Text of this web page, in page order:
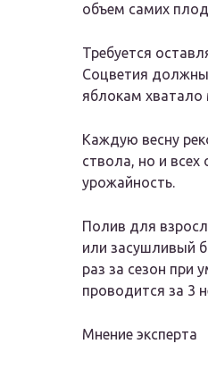
объем самих
Требуется
Соцветия должны
яблокам хватало
Каждую весну
ствола, но и всех
урожайность.
Полив для
или засушливый
раз за сезон при
проводится за 3
Мнение эксперта